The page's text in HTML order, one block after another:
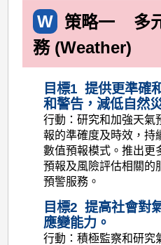
W 策略一
多
務 (Weather)
目標1 提供更準確
和警告，減低自然
行動：研究和加強天氣
報的準確度及時效，持
數值預報模式。推出更
預報及風險評估相關的
預警服務。
目標2 提高社會對
應變能力。
行動：積極監察和研究